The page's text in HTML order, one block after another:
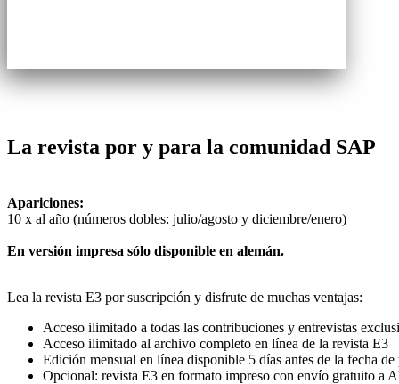
La revista por y para la comunidad SAP
Apariciones:
10 x al año (números dobles: julio/agosto y diciembre/enero)
En versión impresa sólo disponible en alemán.
Lea la revista E3 por suscripción y disfrute de muchas ventajas:
Acceso ilimitado a todas las contribuciones y entrevistas
Acceso ilimitado al archivo completo en línea de la revista E3
Edición mensual en línea disponible 5 días antes de la fecha
Opcional: revista E3 en formato impreso con envío gratuito a